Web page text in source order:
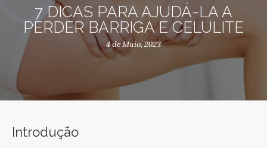
7 DICAS PARA AJUDÁ-LA A
PERDER BARRIGA E CELULITE
4 de Maio, 2023
Introdução